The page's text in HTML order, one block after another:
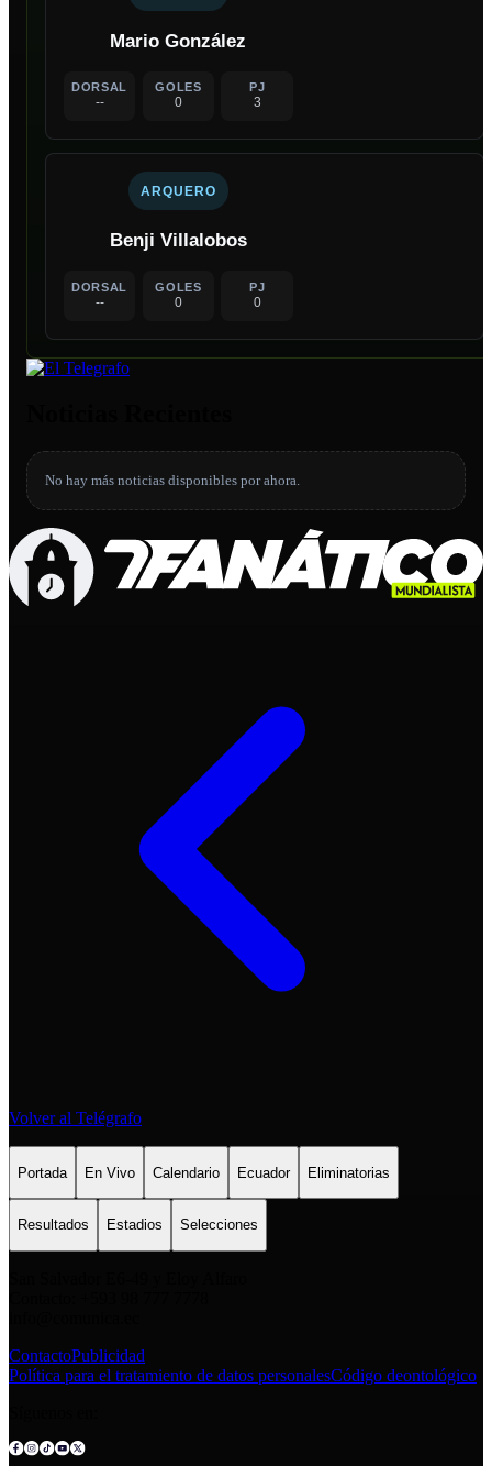
Mario González
DORSAL
--
GOLES
0
PJ
3
ARQUERO
Benji Villalobos
DORSAL
--
GOLES
0
PJ
0
No hay más noticias disponibles por ahora.
Volver al Telégrafo
Portada En Vivo Calendario Ecuador Eliminatorias
Resultados Estadios Selecciones
ContactoPublicidad
Política para el tratamiento de datos personalesCódigo deontológico